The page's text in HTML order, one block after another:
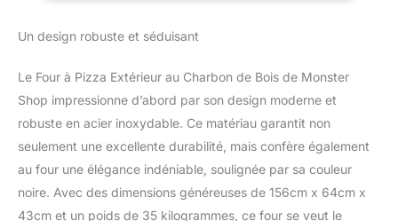
authentique des pizzas
votre propre jardin avec
notre four à pizza
d'extérieur de qualité
ensemble complet, vous
avez tout ce qu'il faut
pour transformer votre
espace extérieur en une
Un design robuste et séduisant
Le Four à Pizza Extérieur au Charbon de Bois de Monster
Shop impressionne d’abord par son design moderne et
robuste en acier inoxydable. Ce matériau garantit non
seulement une excellente durabilité, mais confère également
au four une élégance indéniable, soulignée par sa couleur
noire. Avec des dimensions généreuses de 156cm x 64cm x
43cm et un poids de 35 kilogrammes, ce four se veut le